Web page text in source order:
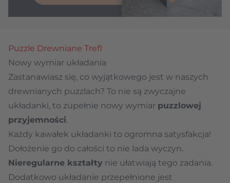
Puzzle Drewniane Trefl
Nowy wymiar układania
Zastanawiasz się, co wyjątkowego jest w naszych
drewnianych puzzlach? To nie są zwyczajne
układanki, to zupełnie nowy wymiar puzzlowej
przyjemności.
Każdy kawałek układanki to ogromna satysfakcja!
Dołożenie go do całości to nie lada wyczyn.
Nieregularne kształty nie ułatwiają tego zadania.
Dodatkowo układanie przepełnione jest